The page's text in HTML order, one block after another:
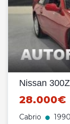
Nissan
28.000€
Cabrio 1990